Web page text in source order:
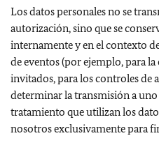
Los datos personales no se
autorización, sino que se
internamente y en el contexto
de eventos (por ejemplo, para
invitados, para los controles de
determinar la transmisión a
tratamiento que utilizan los
nosotros exclusivamente para